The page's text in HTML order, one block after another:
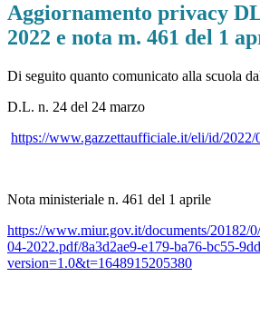
Aggiornamento privacy
2022 e nota m. 461 del 1
Di seguito quanto comunicato alla scuola
D.L. n. 24 del 24 marzo
https://www.gazzettaufficiale.it/eli/id/2022/
Nota ministeriale n. 461 del 1 aprile
https://www.miur.gov.it/documents/
04-2022.pdf/8a3d2ae9-e179-ba76-bc55-
version=1.0&t=1648915205380